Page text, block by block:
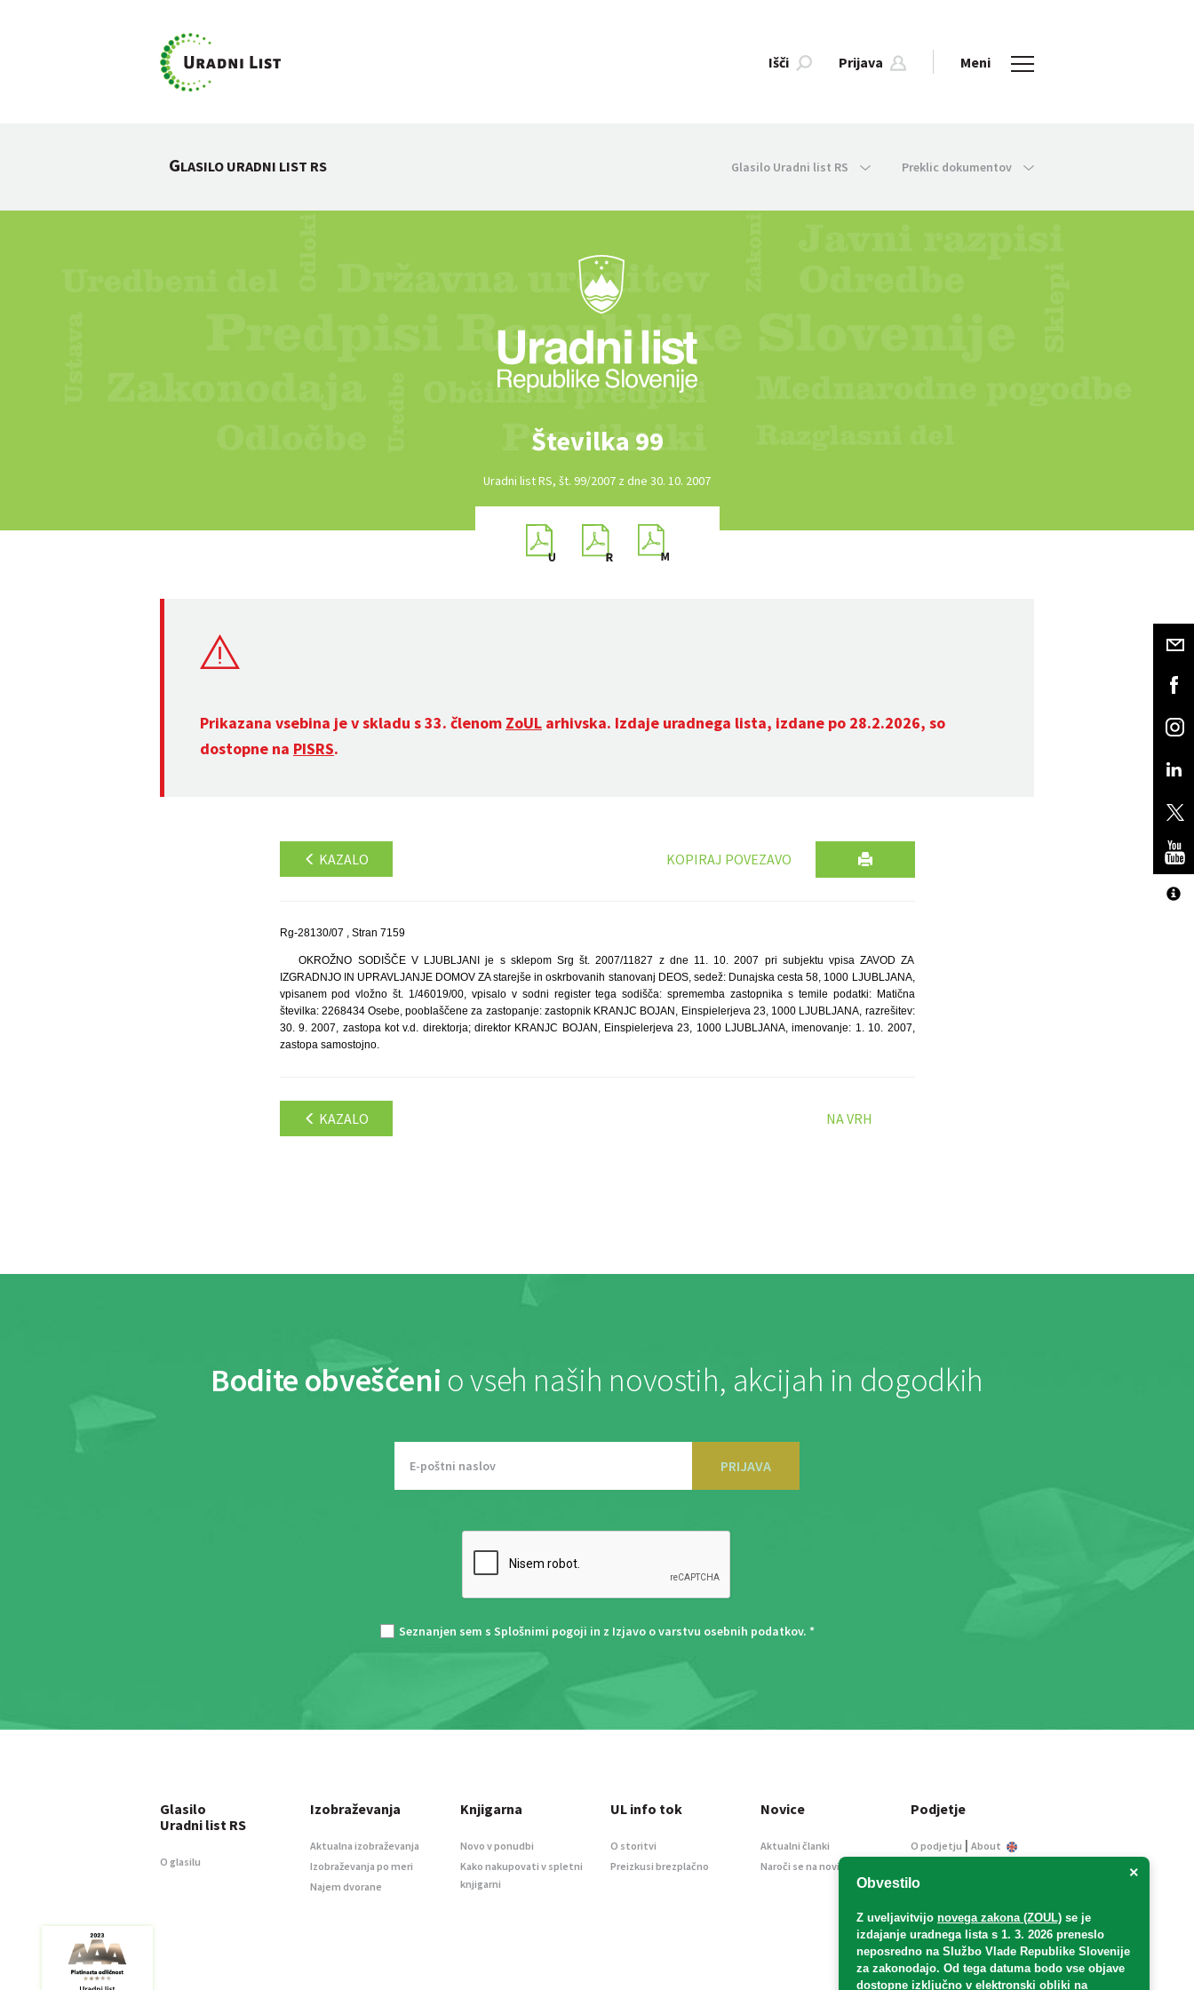
Išči Prijava Meni
GLASILO URADNI LIST RS Glasilo Uradni list RS Preklic dokumentov
Številka 99
Uradni list RS, št. 99/2007 z dne 30. 10. 2007
Prikazana vsebina je v skladu s 33. členom ZoUL arhivska. Izdaje uradnega lista, izdane po 28.2.2026, so
dostopne na PISRS.
KAZALO KOPIRAJ POVEZAVO
Rg-28130/07 , Stran 7159
OKROŽNO SODIŠČE V LJUBLJANI je s sklepom Srg št. 2007/11827 z dne 11. 10. 2007 pri subjektu vpisa ZAVOD ZA
IZGRADNJO IN UPRAVLJANJE DOMOV ZA starejše in oskrbovanih stanovanj DEOS, sedež: Dunajska cesta 58, 1000 LJUBLJANA,
vpisanem pod vložno št. 1/46019/00, vpisalo v sodni register tega sodišča: sprememba zastopnika s temile podatki: Matična
številka: 2268434 Osebe, pooblaščene za zastopanje: zastopnik KRANJC BOJAN, Einspielerjeva 23, 1000 LJUBLJANA, razrešitev:
30. 9. 2007, zastopa kot v.d. direktorja; direktor KRANJC BOJAN, Einspielerjeva 23, 1000 LJUBLJANA, imenovanje: 1. 10. 2007,
zastopa samostojno.
KAZALO NA VRH
Bodite obveščeni o vseh naših novostih, akcijah in dogodkih
PRIJAVA
Seznanjen sem s Splošnimi pogoji in z Izjavo o varstvu osebnih podatkov. *
×
Obvestilo
Z uveljavitvijo novega zakona (ZOUL) se je
izdajanje uradnega lista s 1. 3. 2026 preneslo
neposredno na Službo Vlade Republike Slovenije
za zakonodajo. Od tega datuma bodo vse objave
dostopne izključno v elektronski obliki na
Glasilo
Uradni list RS
O glasilu
Izobraževanja
Aktualna izobraževanja
Izobraževanja po meri
Najem dvorane
Knjigarna
Novo v ponudbi
Kako nakupovati v spletni
knjigarni
UL info tok
O storitvi
Preizkusi brezplačno
Novice
Aktualni članki
Naroči se na novice
Podjetje
O podjetju | About
Informacije javnega
Oglaševanje
Splošni pogoji
Izjava o varstvu osebnih
podatkov